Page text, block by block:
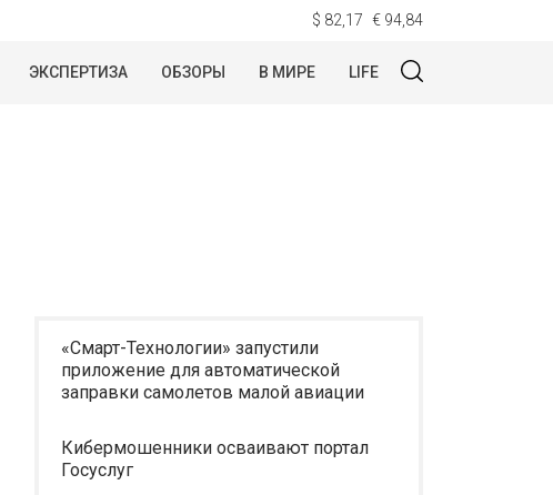
$ 82,17 € 94,84
ЭКСПЕРТИЗА ОБЗОРЫ В МИРЕ LIFE
«Смарт-Технологии» запустили
приложение для автоматической
заправки самолетов малой авиации
Кибермошенники осваивают портал
Госуслуг